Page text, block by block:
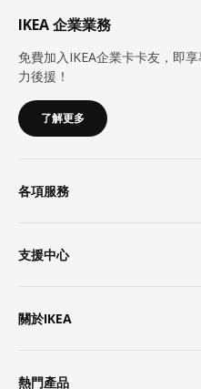
IKEA 企業業務
免費加入IKEA企業卡卡友，即
力後援！
了解更多
各項服務
支援中心
關於IKEA
熱門產品